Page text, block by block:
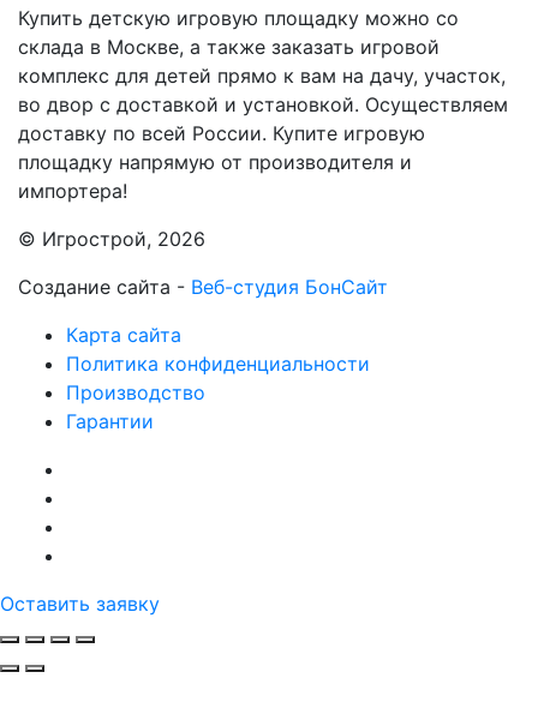
Купить детскую игровую площадку можно со
склада в Москве, а также заказать игровой
комплекс для детей прямо к вам на дачу, участок,
во двор с доставкой и установкой. Осуществляем
доставку по всей России. Купите игровую
площадку напрямую от производителя и
импортера!
© Игрострой, 2026
Создание сайта - Веб-студия БонСайт
Карта сайта
Политика конфиденциальности
Производство
Гарантии
Оставить заявку